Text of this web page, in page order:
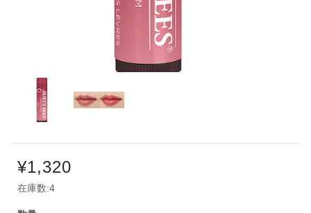
¥1,320
在庫数:4